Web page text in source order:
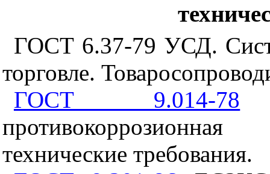
ГОСТ 6.37-79 УСД.
торговле.
ГОСТ 9.014-78
технические требования.